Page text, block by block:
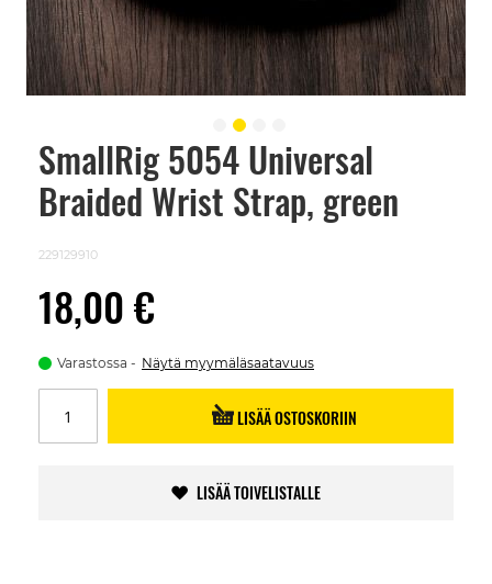
SmallRig 5054 Universal
Braided Wrist Strap, green
229129910
18,00 €
Varastossa Näytä myymäläsaatavuus
LISÄÄ OSTOSKORIIN
LISÄÄ TOIVELISTALLE
Skip
beginning
images